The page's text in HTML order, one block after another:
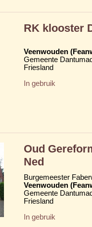
RK klooster
Veenwouden
Gemeente
Friesland
In gebruik
Oud
Ned
Burgemeester
Veenwouden
Gemeente
Friesland
In gebruik